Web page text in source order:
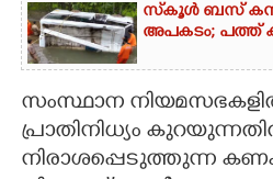
സ്‌കൂൾ ബസ്
അപകടം; പത്ത്
സംസ്ഥാന
പ്രാതിനിധ്യം
നിരാശപ്പെടുത്തുന്ന